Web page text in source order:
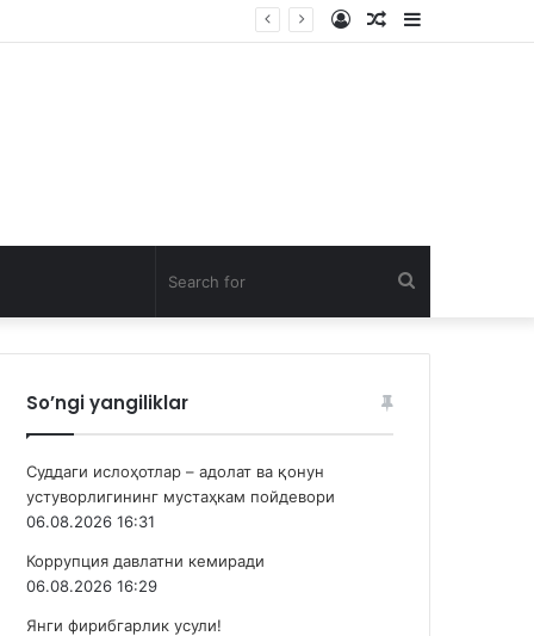
Sidebar
Random
Log
for
So’ngi yangiliklar
Суддаги ислоҳотлар – адолат ва қонун
устуворлигининг мустаҳкам пойдевори
06.08.2026 16:31
Коррупция давлатни кемиради
06.08.2026 16:29
Янги фирибгарлик усули!